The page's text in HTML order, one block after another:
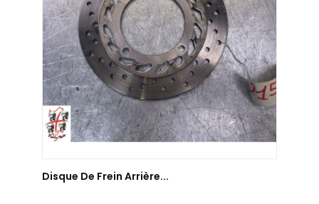
Disque De Frein Arrière...